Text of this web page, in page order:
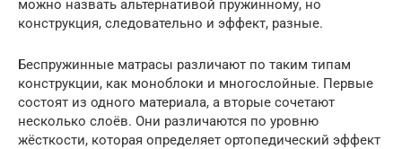
можно назвать альтернативой пружинному, но
конструкция, следовательно и эффект, разные.
Беспружинные матрасы различают по таким типам
конструкции, как моноблоки и многослойные. Первые
состоят из одного материала, а вторые сочетают
несколько слоёв. Они различаются по уровню
жёсткости, которая определяет ортопедический эффект